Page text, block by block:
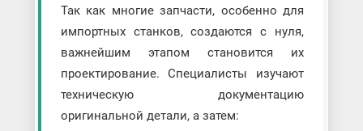
Так как многие запчасти, особенно для
импортных станков, создаются с нуля,
важнейшим этапом становится их
проектирование. Специалисты изучают
техническую документацию
оригинальной детали, а затем: